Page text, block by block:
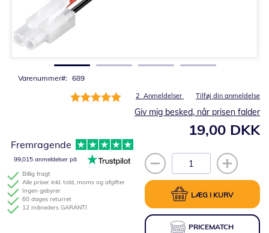
Varenummer 689
Bedømmelse:
2 Anmeldelser Tilføj din anmeldelse
19,00 DKK
Giv mig besked, når prisen falder
LÆG I KURV
PRICEMATCH
Billig fragt
Alle priser inkl. told, moms og afgifter
Ingen gebyrer
60 dages returret
12 måneders GARANTI
Fremragende
99,015 anmeldelser på
starten
billedgalleriet